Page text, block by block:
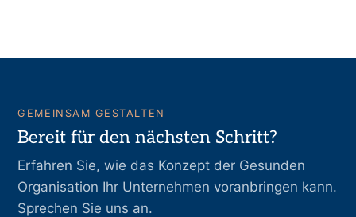
GEMEINSAM GESTALTEN
Bereit für den nächsten Schritt?
Erfahren Sie, wie das Konzept der Gesunden
Organisation Ihr Unternehmen voranbringen kann.
Sprechen Sie uns an.